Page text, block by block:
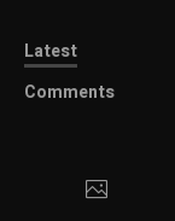
Latest
Comments